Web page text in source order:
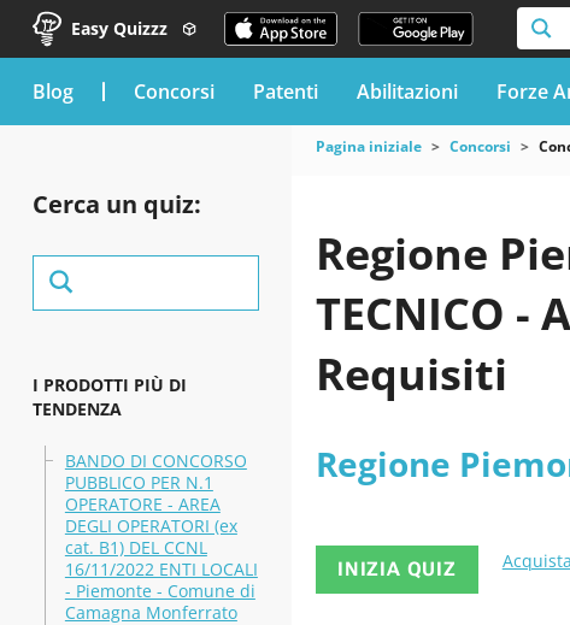
Easy Quizzz
blog Concorsi Patenti Abilitazioni Forze
Cerca un quiz:
I PRODOTTI PIÙ DI
TENDENZA
BANDO DI CONCORSO
PUBBLICO PER N.1
OPERATORE - AREA
DEGLI OPERATORI (ex
cat. B1) DEL CCNL
16/11/2022 ENTI LOCALI
- Piemonte - Comune di
Camagna Monferrato
Pagina iniziale Concorsi
Regione
TECNICO -
Requisiti
Regione
INIZIA QUIZ